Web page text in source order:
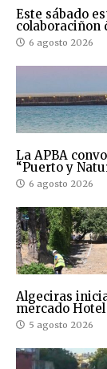
Este sábado
colaboraciñon
6 agosto 2026
La APBA
“Puerto y
6 agosto 2026
Algeciras
mercado
5 agosto 2026